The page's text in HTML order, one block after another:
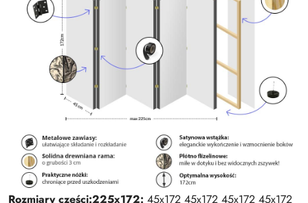
Rozmiary części:225x172: 45x172 45x172 45x172 45x172